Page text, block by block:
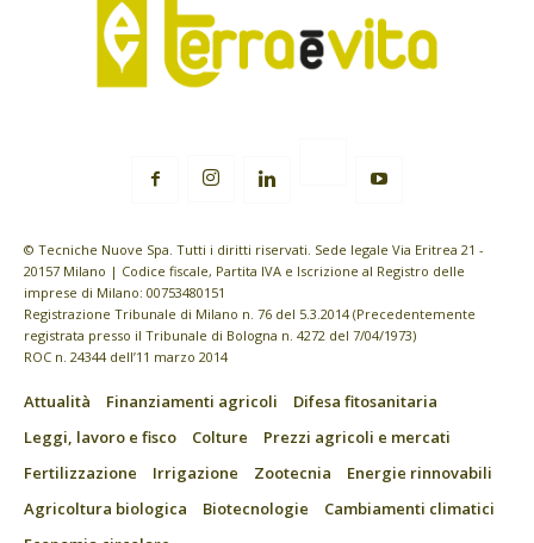
© Tecniche Nuove Spa. Tutti i diritti riservati. Sede legale Via Eritrea 21 -
20157 Milano | Codice fiscale, Partita IVA e Iscrizione al Registro delle
imprese di Milano: 00753480151
Registrazione Tribunale di Milano n. 76 del 5.3.2014 (Precedentemente
registrata presso il Tribunale di Bologna n. 4272 del 7/04/1973)
ROC n. 24344 dell’11 marzo 2014
Attualità Finanziamenti agricoli
Difesa fitosanitaria
Leggi, lavoro e fisco
Colture
Prezzi agricoli e mercati
Fertilizzazione
Irrigazione Zootecnia
Energie rinnovabili
Agricoltura biologica
Biotecnologie
Cambiamenti climatici